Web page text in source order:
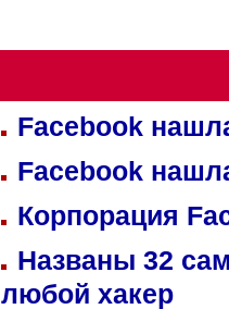
Facebook
Facebook
Корпорация
Названы 32
любой хакер